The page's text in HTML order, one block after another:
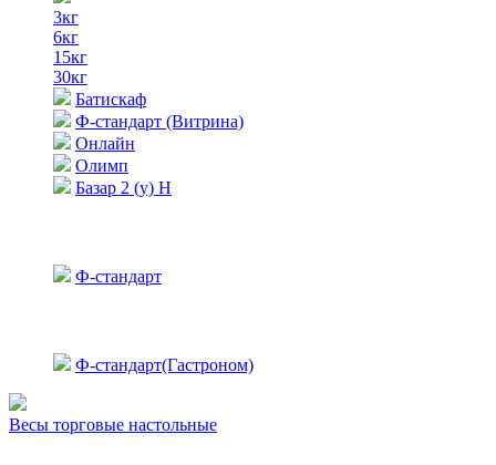
3кг
6кг
15кг
30кг
Батискаф
Ф-стандарт (Витрина)
Онлайн
Олимп
Базар 2 (у) Н
Ф-стандарт
Ф-стандарт(Гастроном)
Весы торговые настольные